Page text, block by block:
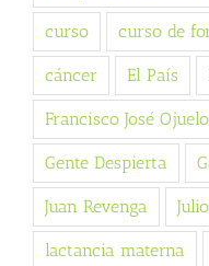
curso curso de
cáncer El País
Francisco José
Gente Despierta
Juan Revenga
lactancia materna